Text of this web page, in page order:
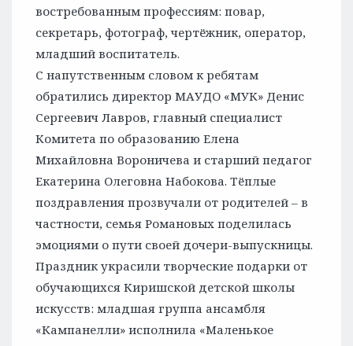
востребованным профессиям: повар,
секретарь, фотограф, чертёжник, оператор,
младший воспитатель.
С напутственным словом к ребятам
обратились директор МАУДО «МУК» Денис
Сергеевич Лавров, главный специалист
Комитета по образованию Елена
Михайловна Вороничева и старший педагог
Екатерина Олеговна Набокова. Тёплые
поздравления прозвучали от родителей – в
частности, семья Романовых поделилась
эмоциями о пути своей дочери-выпускницы.
Праздник украсили творческие подарки от
обучающихся Киришской детской школы
искусств: младшая группа ансамбля
«Кампанелли» исполнила «Маленькое